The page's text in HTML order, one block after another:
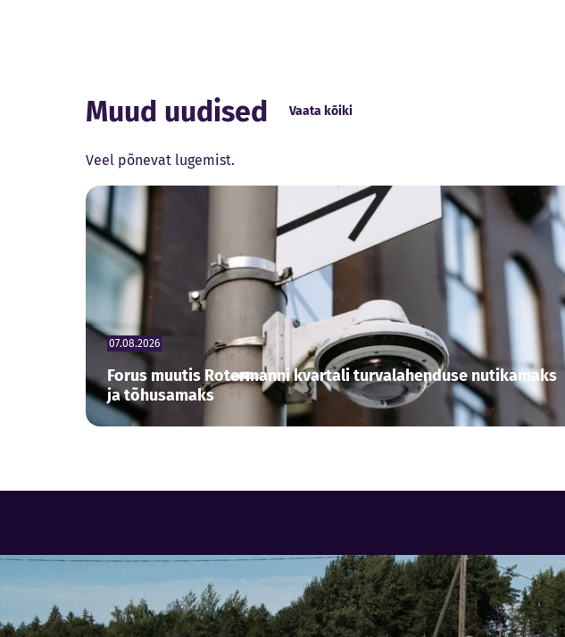
Muud uudised Vaata kõiki
Veel põnevat lugemist.
07.08.2026
Forus muutis Rotermanni kvartali turvalahenduse nutikamaks
ja tõhusamaks